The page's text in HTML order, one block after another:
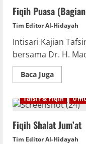
Fiqih Puasa
Tim Editor Al-Hidayah
Intisari Kajian
bersama Dr. H.
Baca Juga
Tafsir & Fiqih
Fiqih Shalat Jum’at
Tim Editor Al-Hidayah